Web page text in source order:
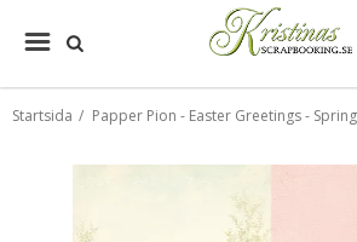
Startsida / Papper Pion - Easter Greetings -